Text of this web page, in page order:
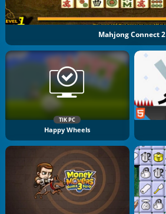
Mahjong Connect 2
TIK PC
Happy Wheels